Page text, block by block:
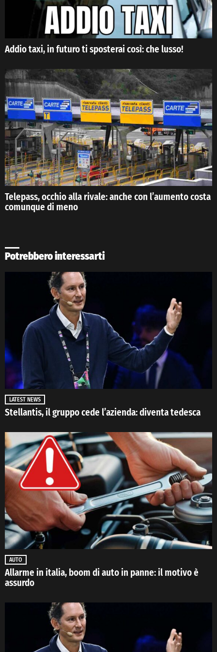
Addio taxi, in futuro ti sposterai così: che lusso!
Telepass, occhio alla rivale: anche con l’aumento costa
comunque di meno
Potrebbero interessarti
LATEST NEWS
Stellantis, il gruppo cede l’azienda: diventa tedesca
AUTO
Allarme in italia, boom di auto in panne: il motivo è
assurdo